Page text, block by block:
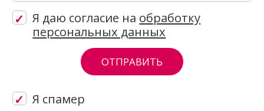
Я даю согласие на обработку
персональных данных
Скажите, привет!
Я спамер